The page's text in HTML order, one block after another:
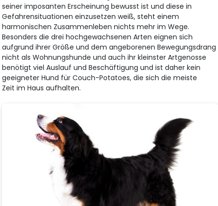
seiner imposanten Erscheinung bewusst ist und diese in
Gefahrensituationen einzusetzen weiß, steht einem
harmonischen Zusammenleben nichts mehr im Wege.
Besonders die drei hochgewachsenen Arten eignen sich
aufgrund ihrer Größe und dem angeborenen Bewegungsdrang
nicht als Wohnungshunde und auch ihr kleinster Artgenosse
benötigt viel Auslauf und Beschäftigung und ist daher kein
geeigneter Hund für Couch-Potatoes, die sich die meiste
Zeit im Haus aufhalten.